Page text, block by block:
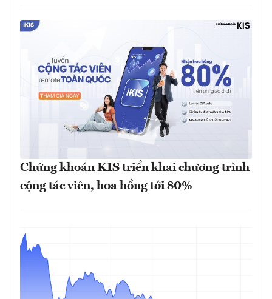
Chứng khoán KIS triển khai chương trình
cộng tác viên, hoa hồng tới 80%